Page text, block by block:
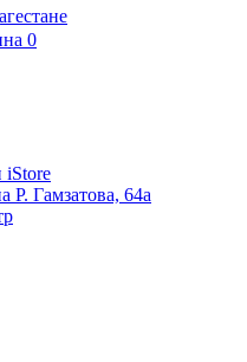
0
iStore
Р. Гамзатова, 64а